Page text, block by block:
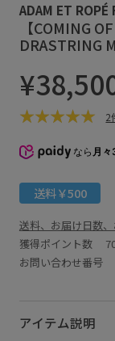
ADAM ET ROPÉ
【COMING
DRASTRING
2
なら 月
送料￥500
送料、お届け日数
獲得ポイント数
お問い合わせ番号
アイテム説明